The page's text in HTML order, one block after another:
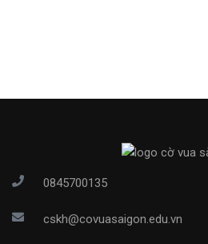
0845700135
cskh@covuasaigon.edu.vn